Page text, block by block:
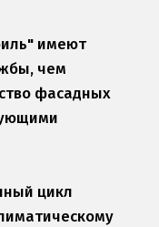
имеют
чем
фасадных
цикл